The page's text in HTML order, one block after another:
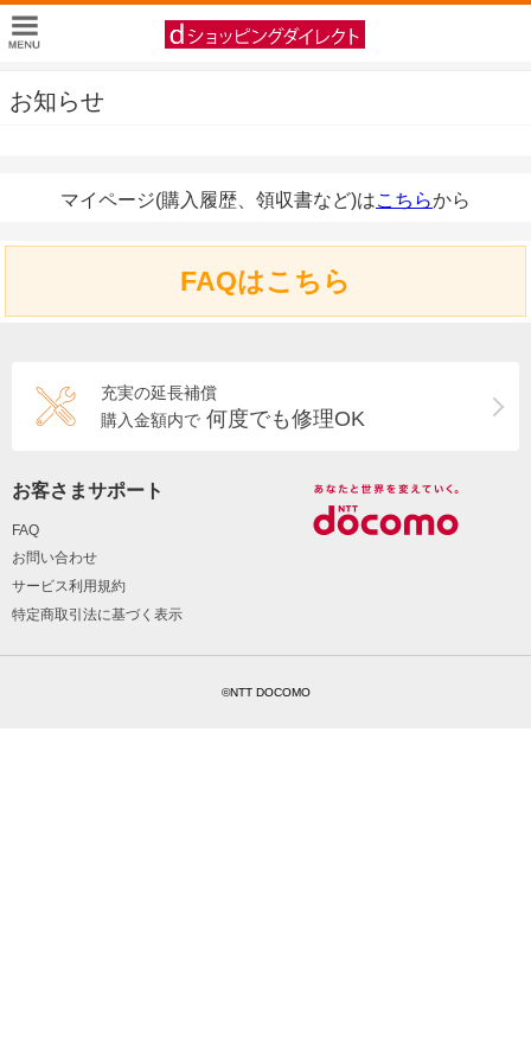
お知らせ
マイページ(購入履歴、領収書など)はこちらから
FAQはこちら
充実の延長補償
購入金額内で 何度でも修理OK
お客さまサポート
FAQ
お問い合わせ
サービス利用規約
特定商取引法に基づく表示
©NTT DOCOMO